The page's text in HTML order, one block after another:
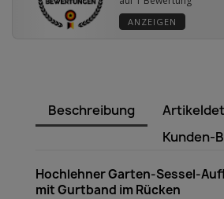
ANZEIGEN
Beschreibung
Kunden-
Hochlehner Garten-Sessel-
mit Gurtband im Rücken